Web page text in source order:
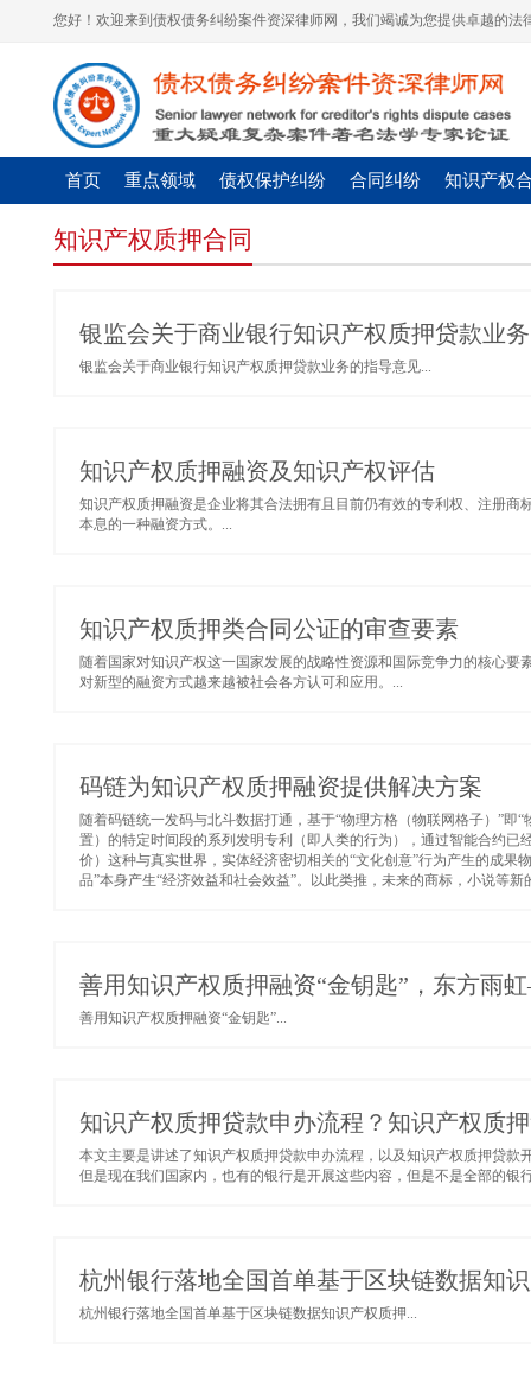
您好！欢迎来到债权债务纠纷案件资深律师网，我们竭诚为您提供卓越的法
首页 重点领域 债权保护纠纷 合同纠纷 知识产权
知识产权质押合同
银监会关于商业银行知识产权质押贷款业
银监会关于商业银行知识产权质押贷款业务的指导意见...
知识产权质押融资及知识产权评估
知识产权质押融资是企业将其合法拥有且目前仍有效的专利权、注册
本息的一种融资方式。...
知识产权质押类合同公证的审查要素
随着国家对知识产权这一国家发展的战略性资源和国际竞争力的核心
对新型的融资方式越来越被社会各方认可和应用。...
码链为知识产权质押融资提供解决方案
随着码链统一发码与北斗数据打通，基于“物理方格（物联网格子）”
置）的特定时间段的系列发明专利（即人类的行为），通过智能合约
价）这种与真实世界，实体经济密切相关的“文化创意”行为产生的成果
品”本身产生“经济效益和社会效益”。以此类推，未来的商标，小说等
善用知识产权质押融资“金钥匙”，东方雨
善用知识产权质押融资“金钥匙”...
知识产权质押贷款申办流程？知识产权质
本文主要是讲述了知识产权质押贷款申办流程，以及知识产权质押贷
但是现在我们国家内，也有的银行是开展这些内容，但是不是全部的银
杭州银行落地全国首单基于区块链数据知
杭州银行落地全国首单基于区块链数据知识产权质押...